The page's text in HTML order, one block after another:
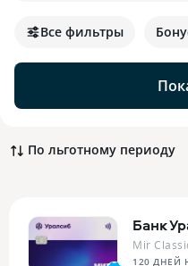
Все фильтры
По льготному периоду
Банк
Mir
120 ДНЕЙ